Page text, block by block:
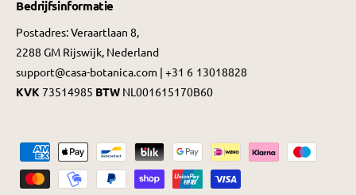
Bedrijfsinformatie
Postadres: Veraartlaan 8,
2288 GM Rijswijk, Nederland
support@casa-botanica.com | +31 6 13018828
KVK73514985 BTW NL001615170B60
e